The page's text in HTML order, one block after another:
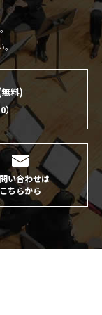
。
料)
）
い合わせは
こちらから